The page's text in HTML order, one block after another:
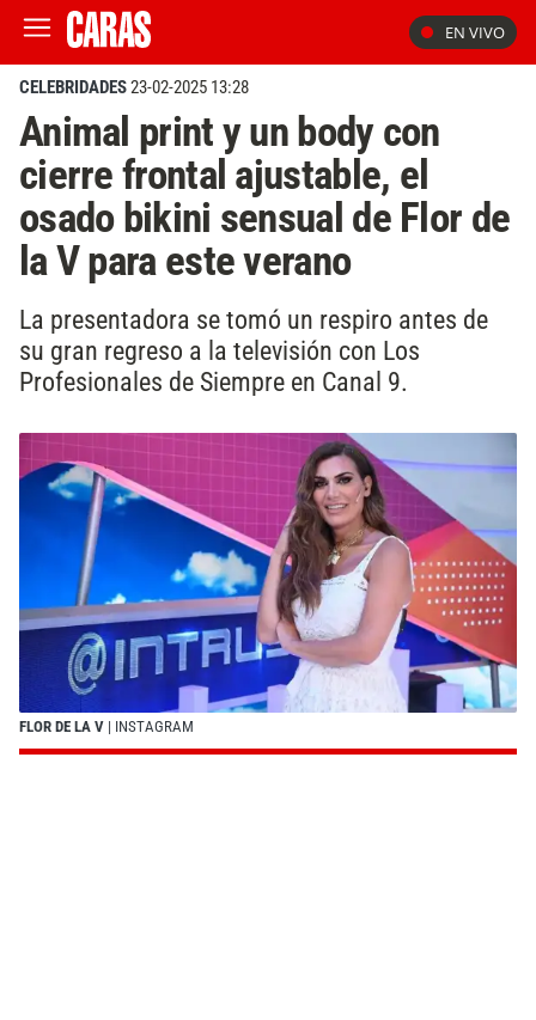
EN VIVO
CELEBRIDADES23-02-2025 13:28
Animal print y un body con
cierre frontal ajustable, el
osado bikini sensual de Flor de
la V para este verano
La presentadora se tomó un respiro antes de
su gran regreso a la televisión con Los
Profesionales de Siempre en Canal 9.
FLOR DE LA V | INSTAGRAM